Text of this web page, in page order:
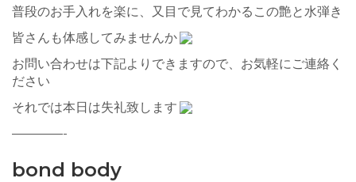
普段のお手入れを楽に、又目で見てわかるこの艶と水弾き
皆さんも体感してみませんか
お問い合わせは下記よりできますので、お気軽にご連絡く
ださい
それでは本日は失礼致します
————-
bond body